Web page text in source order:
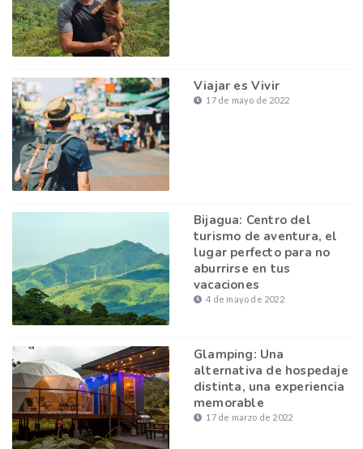
Viajar es Vivir
17 de mayo de 2022
Bijagua: Centro del
turismo de aventura, el
lugar perfecto para no
aburrirse en tus
vacaciones
4 de mayo de 2022
Glamping: Una
alternativa de hospedaje
distinta, una experiencia
memorable
17 de marzo de 2022